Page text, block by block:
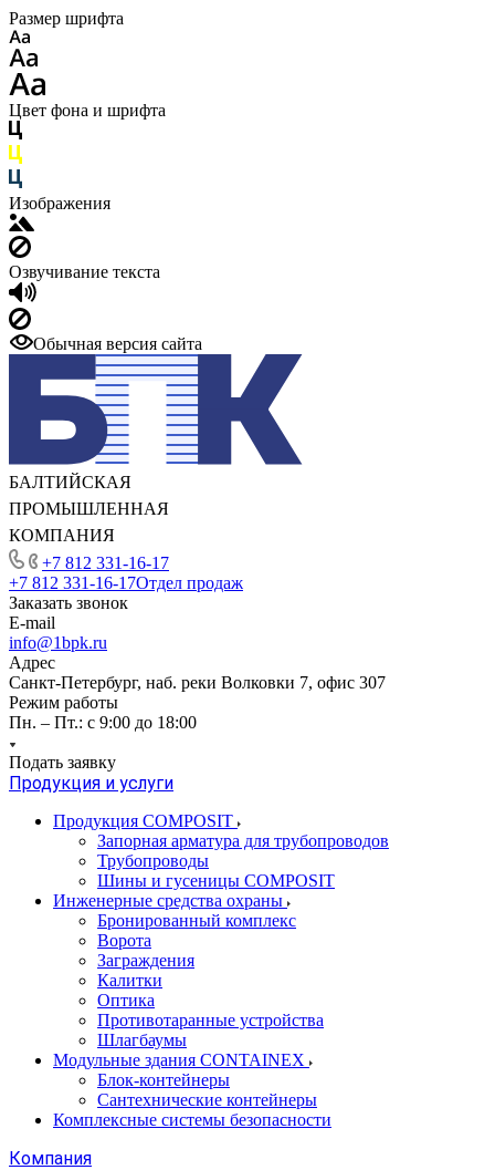
Размер шрифта
Цвет фона и шрифта
Изображения
Озвучивание текста
Обычная версия сайта
БАЛТИЙСКАЯ
ПРОМЫШЛЕННАЯ
КОМПАНИЯ
+7 812 331-16-17
+7 812 331-16-17Отдел продаж
Заказать звонок
E-mail
info@1bpk.ru
Адрес
Санкт-Петербург, наб. реки Волковки 7, офис 307
Режим работы
Пн. – Пт.: с 9:00 до 18:00
Подать заявку
Продукция и услуги
Продукция COMPOSIT
Запорная арматура для трубопроводов
Трубопроводы
Шины и гусеницы COMPOSIT
Инженерные средства охраны
Бронированный комплекс
Ворота
Заграждения
Калитки
Оптика
Противотаранные устройства
Шлагбаумы
Модульные здания CONTAINEX
Блок-контейнеры
Сантехнические контейнеры
Комплексные системы безопасности
Компания